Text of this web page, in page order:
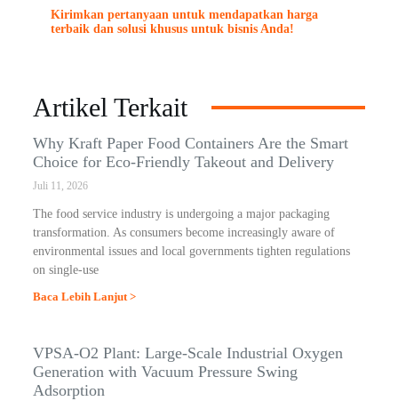
Kirimkan pertanyaan untuk mendapatkan harga
terbaik dan solusi khusus untuk bisnis Anda!
Artikel Terkait
Why Kraft Paper Food Containers Are the Smart
Choice for Eco-Friendly Takeout and Delivery
Juli 11, 2026
The food service industry is undergoing a major packaging
transformation. As consumers become increasingly aware of
environmental issues and local governments tighten regulations
on single-use
Baca Lebih Lanjut >
VPSA-O2 Plant: Large-Scale Industrial Oxygen
Generation with Vacuum Pressure Swing
Adsorption